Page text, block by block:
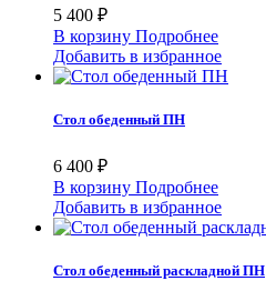
5 400 ₽
В корзину Подробнее
Добавить в избранное
Стол обеденный ПН
6 400 ₽
В корзину Подробнее
Добавить в избранное
Стол обеденный раскладной ПН